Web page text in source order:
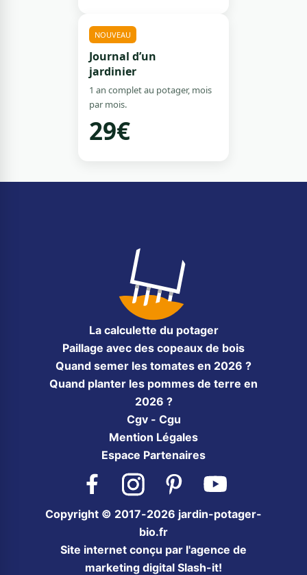
NOUVEAU
Journal d’un
jardinier
1 an complet au potager, mois
par mois.
29€
La calculette du potager
Paillage avec des copeaux de bois
Quand semer les tomates en 2026 ?
Quand planter les pommes de terre en
2026 ?
Cgv - Cgu
Mention Légales
Espace Partenaires
Facebook InstagramPinterest YouTube
Copyright © 2017-2026 jardin-potager-
bio.fr
Site internet conçu par l'agence de
marketing digital Slash-it!